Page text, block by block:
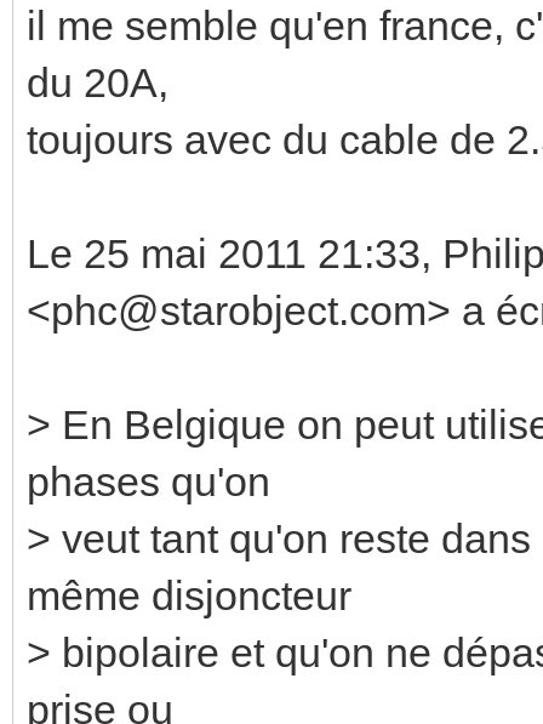
il me semble qu'en france,
du 20A,
toujours avec du cable de
Le 25 mai 2011 21:33,
<phc@starobject.com> a
> En Belgique on peut
phases qu'on
> veut tant qu'on reste
même disjoncteur
> bipolaire et qu'on ne
prise ou